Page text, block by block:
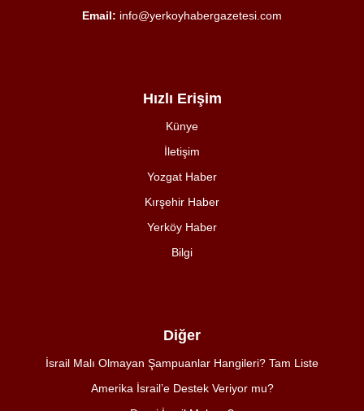
Email: info@yerkoyhabergazetesi.com
Hızlı Erişim
Künye
İletişim
Yozgat Haber
Kırşehir Haber
Yerköy Haber
Bilgi
Diğer
İsrail Malı Olmayan Şampuanlar Hangileri? Tam Liste
Amerika İsrail’e Destek Veriyor mu?